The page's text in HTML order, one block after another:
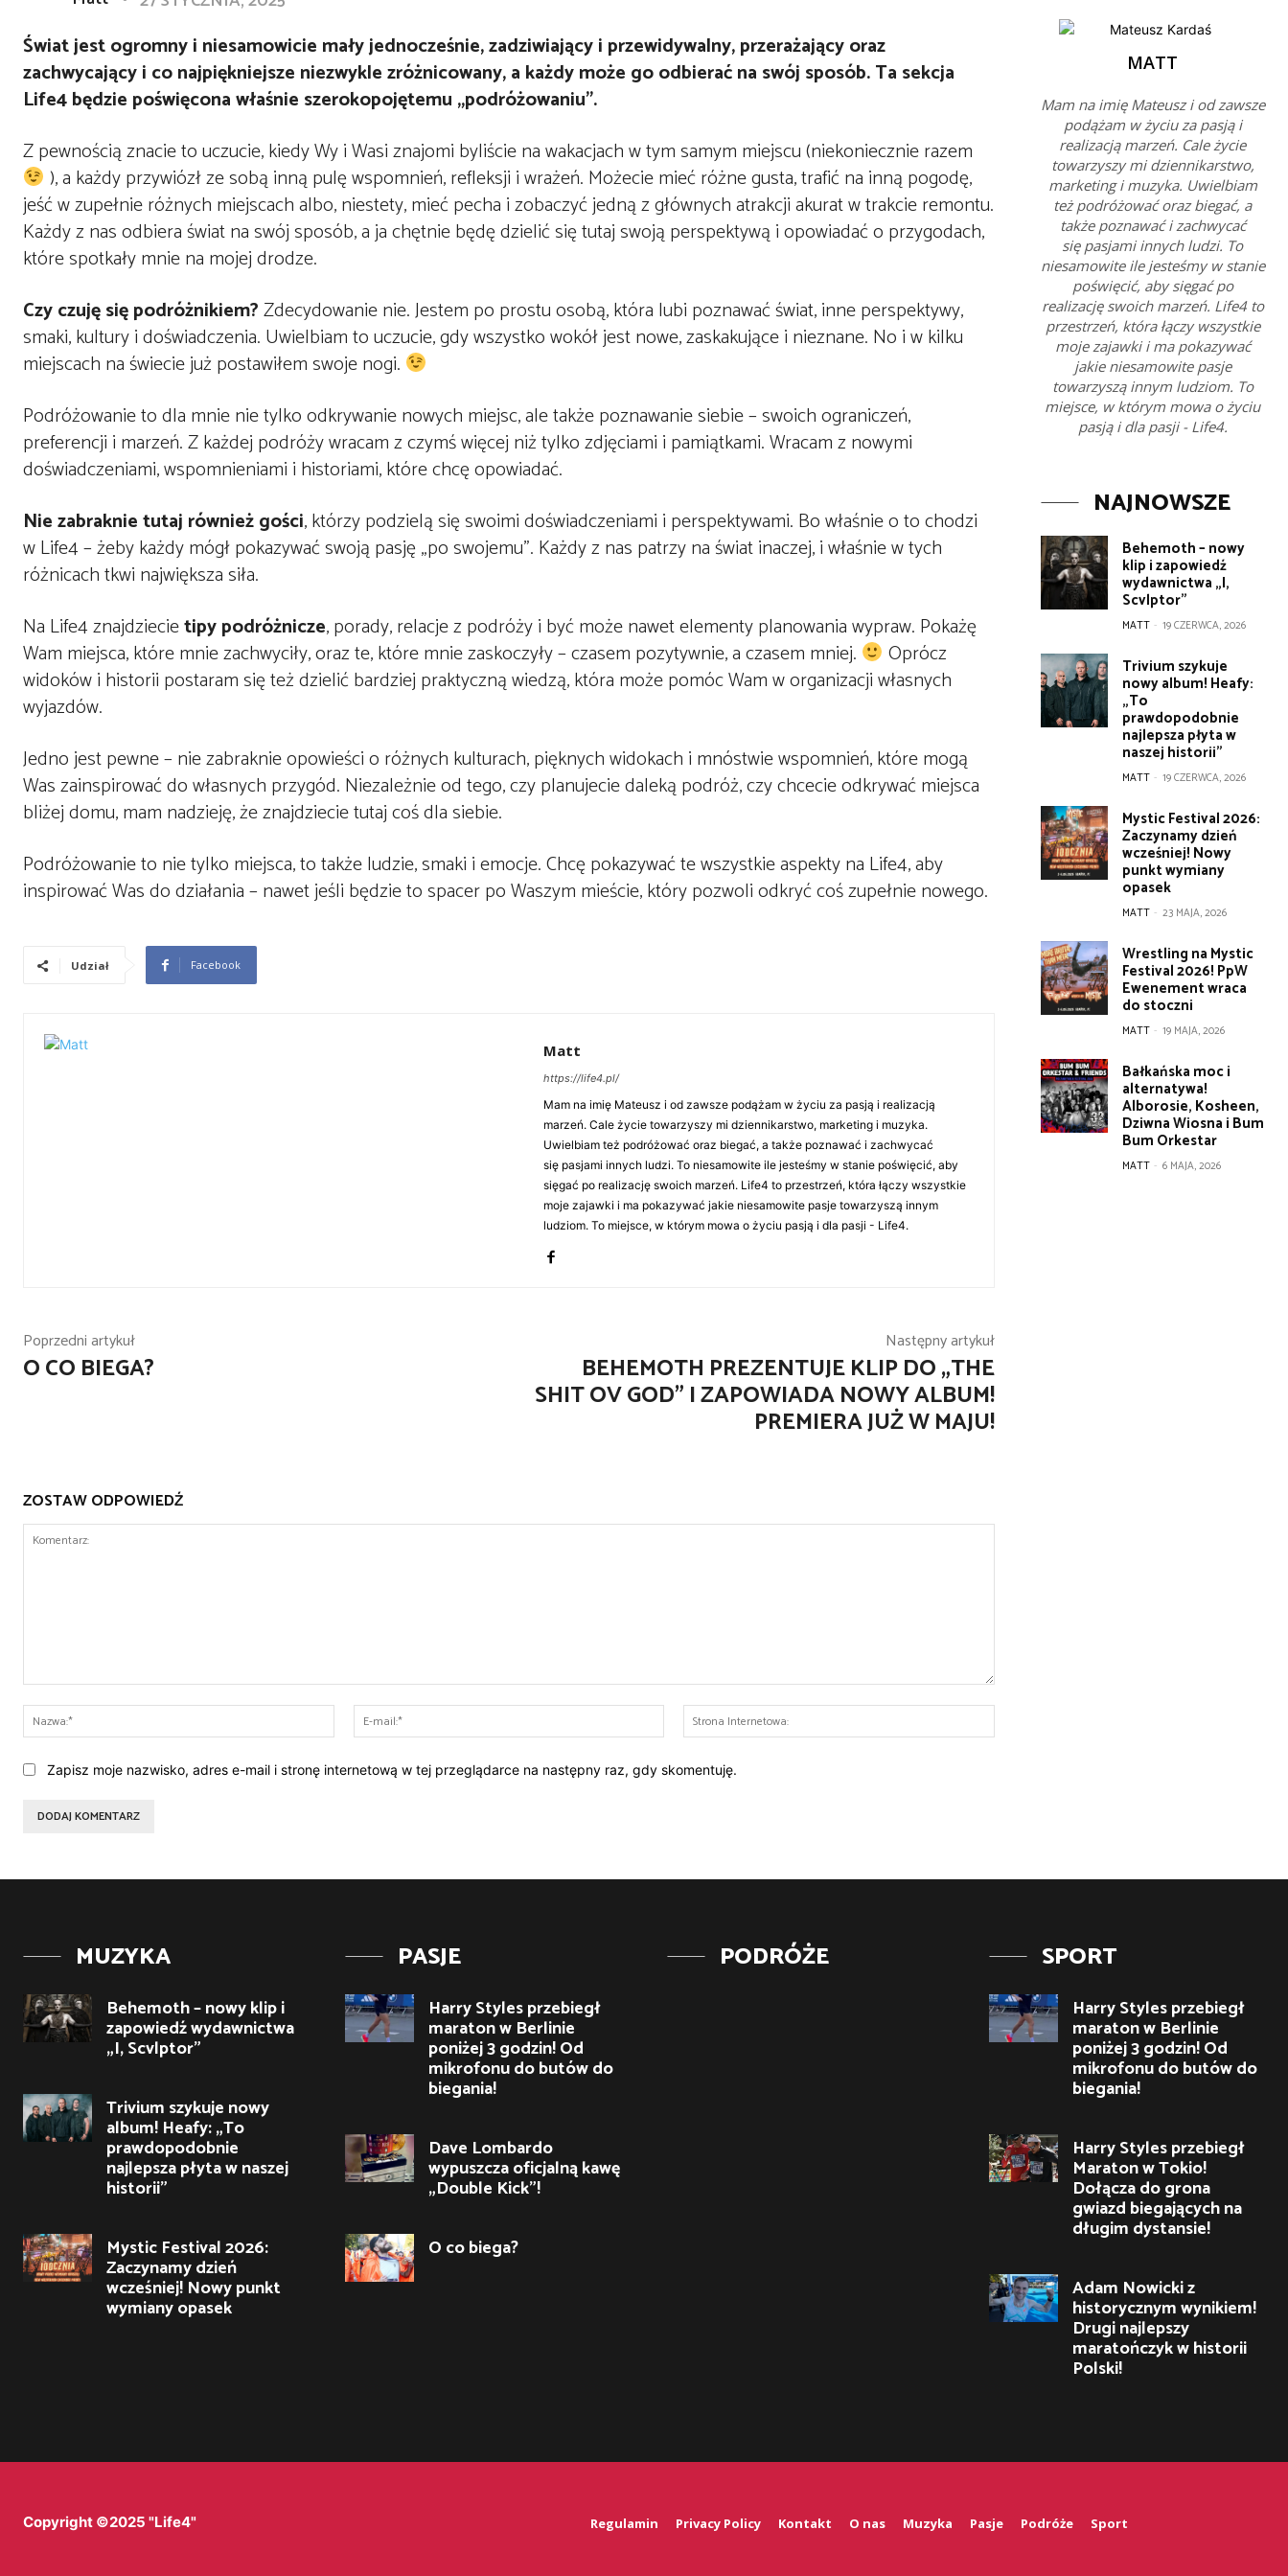
Świat jest ogromny i niesamowicie mały jednocześnie, zadziwiający i przewidywalny, przerażający oraz
zachwycający i co najpiękniejsze niezwykle zróżnicowany, a każdy może go odbierać na swój sposób. Ta sekcja
Life4 będzie poświęcona właśnie szerokopojętemu „podróżowaniu”.
Z pewnością znacie to uczucie, kiedy Wy i Wasi znajomi byliście na wakacjach w tym samym miejscu (niekoniecznie razem
), a każdy przywiózł ze sobą inną pulę wspomnień, refleksji i wrażeń. Możecie mieć różne gusta, trafić na inną pogodę,
jeść w zupełnie różnych miejscach albo, niestety, mieć pecha i zobaczyć jedną z głównych atrakcji akurat w trakcie remontu.
Każdy z nas odbiera świat na swój sposób, a ja chętnie będę dzielić się tutaj swoją perspektywą i opowiadać o przygodach,
które spotkały mnie na mojej drodze.
Czy czuję się podróżnikiem?Zdecydowanie nie. Jestem po prostu osobą, która lubi poznawać świat, inne perspektywy,
smaki, kultury i doświadczenia. Uwielbiam to uczucie, gdy wszystko wokół jest nowe, zaskakujące i nieznane. No i w kilku
miejscach na świecie już postawiłem swoje nogi.
Podróżowanie to dla mnie nie tylko odkrywanie nowych miejsc, ale także poznawanie siebie – swoich ograniczeń,
preferencji i marzeń. Z każdej podróży wracam z czymś więcej niż tylko zdjęciami i pamiątkami. Wracam z nowymi
doświadczeniami, wspomnieniami i historiami, które chcę opowiadać.
Nie zabraknie tutaj również gości, którzy podzielą się swoimi doświadczeniami i perspektywami. Bo właśnie o to chodzi
w Life4 – żeby każdy mógł pokazywać swoją pasję „po swojemu”. Każdy z nas patrzy na świat inaczej, i właśnie w tych
różnicach tkwi największa siła.
Na Life4 znajdziecietipy podróżnicze, porady, relacje z podróży i być może nawet elementy planowania wypraw. Pokażę
Wam miejsca, które mnie zachwyciły, oraz te, które mnie zaskoczyły – czasem pozytywnie, a czasem mniej.
Oprócz
widoków i historii postaram się też dzielić bardziej praktyczną wiedzą, która może pomóc Wam w organizacji własnych
wyjazdów.
Jedno jest pewne – nie zabraknie opowieści o różnych kulturach, pięknych widokach i mnóstwie wspomnień, które mogą
Was zainspirować do własnych przygód. Niezależnie od tego, czy planujecie daleką podróż, czy chcecie odkrywać miejsca
bliżej domu, mam nadzieję, że znajdziecie tutaj coś dla siebie.
Podróżowanie to nie tylko miejsca, to także ludzie, smaki i emocje. Chcę pokazywać te wszystkie aspekty na Life4, aby
inspirować Was do działania – nawet jeśli będzie to spacer po Waszym mieście, który pozwoli odkryć coś zupełnie nowego.
Udział Facebook
Matt
https://life4.pl/
Mam na imię Mateusz i od zawsze podążam w życiu za pasją i realizacją
marzeń. Cale życie towarzyszy mi dziennikarstwo, marketing i muzyka.
Uwielbiam też podróżować oraz biegać, a także poznawać i zachwycać
się pasjami innych ludzi. To niesamowite ile jesteśmy w stanie poświęcić, aby
sięgać po realizację swoich marzeń. Life4 to przestrzeń, która łączy wszystkie
moje zajawki i ma pokazywać jakie niesamowite pasje towarzyszą innym
ludziom. To miejsce, w którym mowa o życiu pasją i dla pasji - Life4.
Poprzedni artykuł
O CO BIEGA?
Następny artykuł
BEHEMOTH PREZENTUJE KLIP DO „THE
SHIT OV GOD” I ZAPOWIADA NOWY ALBUM!
PREMIERA JUŻ W MAJU!
ZOSTAW ODPOWIEDŹ
Nazwa:*
mail:*
Internetowa:
Zapisz moje nazwisko, adres e-mail i stronę internetową w tej przeglądarce na następny raz, gdy skomentuję.
MATT
Mam na imię Mateusz i od zawsze
podążam w życiu za pasją i
realizacją marzeń. Cale życie
towarzyszy mi dziennikarstwo,
marketing i muzyka. Uwielbiam
też podróżować oraz biegać, a
także poznawać i zachwycać
się pasjami innych ludzi. To
niesamowite ile jesteśmy w stanie
poświęcić, aby sięgać po
realizację swoich marzeń. Life4 to
przestrzeń, która łączy wszystkie
moje zajawki i ma pokazywać
jakie niesamowite pasje
towarzyszą innym ludziom. To
miejsce, w którym mowa o życiu
pasją i dla pasji - Life4.
NAJNOWSZE
Behemoth – nowy
klip i zapowiedź
wydawnictwa „I,
Scvlptor”
MATT - 19 CZERWCA, 2026
Trivium szykuje
nowy album! Heafy:
„To
prawdopodobnie
najlepsza płyta w
naszej historii”
MATT - 19 CZERWCA, 2026
Mystic Festival 2026:
Zaczynamy dzień
wcześniej! Nowy
punkt wymiany
opasek
MATT - 23 MAJA, 2026
Wrestling na Mystic
Festival 2026! PpW
Ewenement wraca
do stoczni
MATT - 19 MAJA, 2026
Bałkańska moc i
alternatywa!
Alborosie, Kosheen,
Dziwna Wiosna i Bum
Bum Orkestar
MATT - 6 MAJA, 2026
MUZYKA
Behemoth – nowy klip i
zapowiedź wydawnictwa
„I, Scvlptor”
Trivium szykuje nowy
album! Heafy: „To
prawdopodobnie
najlepsza płyta w naszej
historii”
Mystic Festival 2026:
Zaczynamy dzień
wcześniej! Nowy punkt
wymiany opasek
PASJE
Harry Styles przebiegł
maraton w Berlinie
poniżej 3 godzin! Od
mikrofonu do butów do
biegania!
Dave Lombardo
wypuszcza oficjalną kawę
„Double Kick”!
O co biega?
PODRÓŻE SPORT
Harry Styles przebiegł
maraton w Berlinie
poniżej 3 godzin! Od
mikrofonu do butów do
biegania!
Harry Styles przebiegł
Maraton w Tokio!
Dołącza do grona
gwiazd biegających na
długim dystansie!
Adam Nowicki z
historycznym wynikiem!
Drugi najlepszy
maratończyk w historii
Polski!
Copyright ©2025 "Life4" Regulamin Privacy Policy Kontakt O nas Muzyka Pasje Podróże Sport